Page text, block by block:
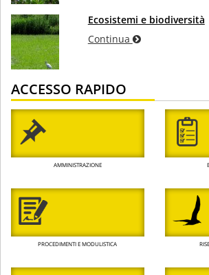
Ecosistemi e biodiversità
Continua
ACCESSO RAPIDO
AMMINISTRAZIONE
PROCEDIMENTI E MODULISTICA